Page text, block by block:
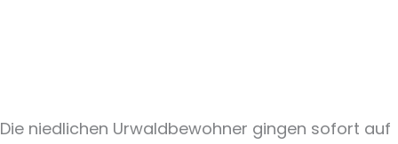
Die niedlichen Urwaldbewohner gingen sofort auf